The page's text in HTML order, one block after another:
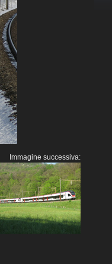
Immagine successiva: